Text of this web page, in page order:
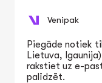
Venipak
Piegāde notiek
Lietuva,
rakstiet uz e-
palīdzēt.